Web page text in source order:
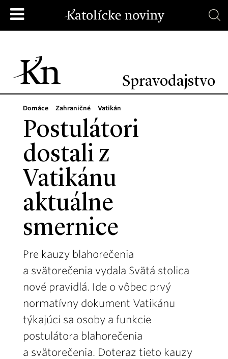
Spravodajstvo
Domáce Zahraničné Vatikán
Postulátori
dostali z
Vatikánu
aktuálne
smernice
Pre kauzy blahorečenia
a svätorečenia vydala Svätá stolica
nové pravidlá. Ide o vôbec prvý
normatívny dokument Vatikánu
týkajúci sa osoby a funkcie
postulátora blahorečenia
a svätorečenia. Doteraz tieto kauzy